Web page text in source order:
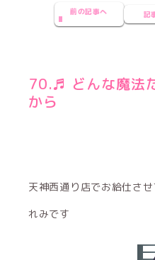
前の記事へ 記
70.♬ どんな魔法
から
天神西通り店でお給仕さ
れみです